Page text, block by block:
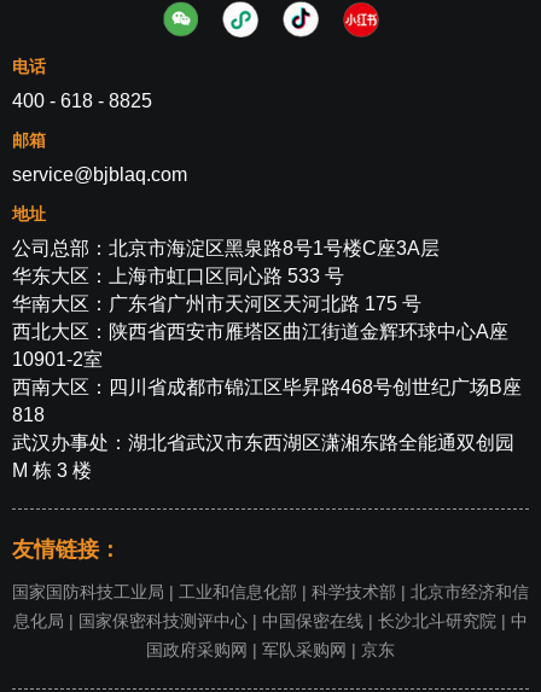
电话
400 - 618 - 8825
邮箱
service@bjblaq.com
地址
公司总部：北京市海淀区黑泉路8号1号楼C座3A层
华东大区：上海市虹口区同心路 533 号
华南大区：广东省广州市天河区天河北路 175 号
西北大区：陕西省西安市雁塔区曲江街道金辉环球中心A座
10901-2室
西南大区：四川省成都市锦江区毕昇路468号创世纪广场B座
818
武汉办事处：湖北省武汉市东西湖区潇湘东路全能通双创园
M 栋 3 楼
友情链接：
国家国防科技工业局 | 工业和信息化部 | 科学技术部 | 北京市经济和信
息化局 | 国家保密科技测评中心 | 中国保密在线 | 长沙北斗研究院 | 中
国政府采购网 | 军队采购网 | 京东